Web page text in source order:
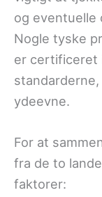
og eventuelle
Nogle tyske
er certificeret
ydeevne.
For at
fra de to
faktorer: